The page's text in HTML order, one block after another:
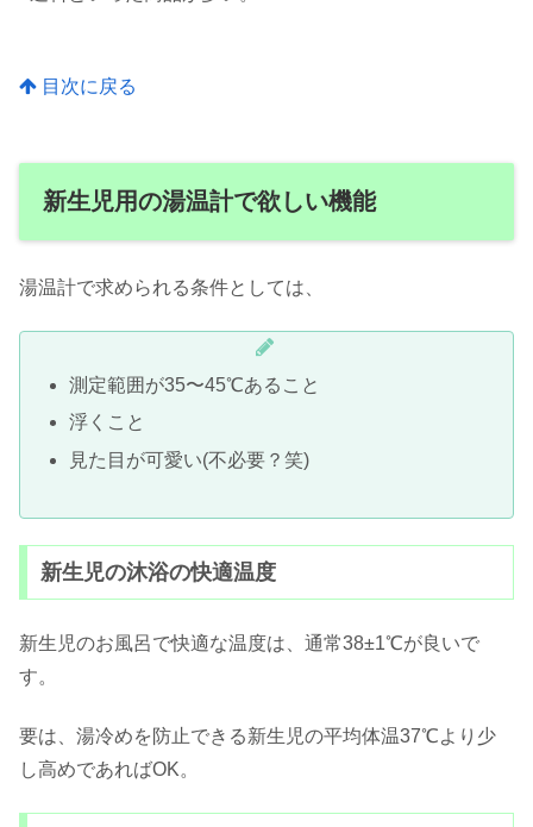
目次に戻る
新生児用の湯温計で欲しい機能
湯温計で求められる条件としては、
測定範囲が35〜45℃あること
浮くこと
見た目が可愛い(不必要？笑)
新生児の沐浴の快適温度
新生児のお風呂で快適な温度は、通常38±1℃が良いで
す。
要は、湯冷めを防止できる新生児の平均体温37℃より少
し高めであればOK。